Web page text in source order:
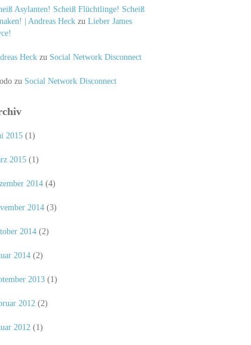
Asylanten! Scheiß Flüchtlinge! Scheiß
| Andreas Heck zu Lieber James
Heck zu Social Network Disconnect
zu Social Network Disconnect
2015 (1)
2015 (1)
2014 (4)
2014 (3)
2014 (2)
2014 (2)
2013 (1)
2012 (2)
2012 (1)